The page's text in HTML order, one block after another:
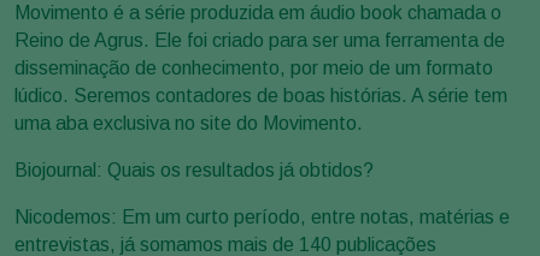
Movimento é a série produzida em áudio book chamada o
Reino de Agrus. Ele foi criado para ser uma ferramenta de
disseminação de conhecimento, por meio de um formato
lúdico. Seremos contadores de boas histórias. A série tem
uma aba exclusiva no site do Movimento.
Biojournal: Quais os resultados já obtidos?
Nicodemos: Em um curto período, entre notas, matérias e
entrevistas, já somamos mais de 140 publicações